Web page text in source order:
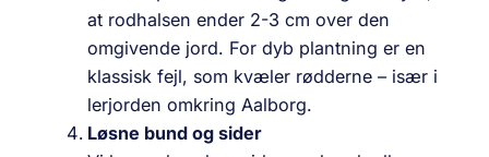
at rodhalsen ender 2-3 cm over den
omgivende jord. For dyb plantning er en
klassisk fejl, som kvæler rødderne – især i
lerjorden omkring Aalborg.
Løsne bund og sider